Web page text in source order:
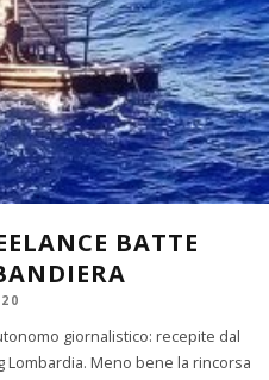
BATTE
giornalistico: recepite dal
Meno bene la rincorsa